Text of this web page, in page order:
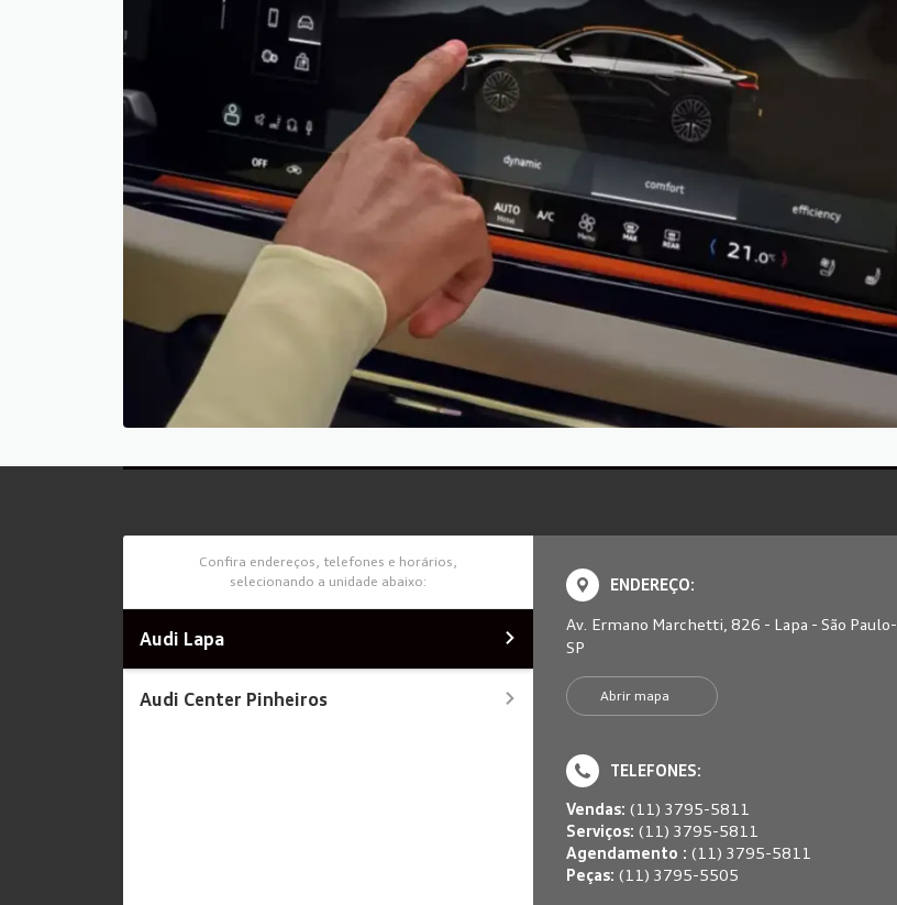
Confira endereços, telefones e horários,
selecionando a unidade abaixo:
Audi Lapa
Audi Center Pinheiros
ENDEREÇO:
Av. Ermano Marchetti, 826 - Lapa - São Paulo-
SP
Abrir mapa
TELEFONES:
Vendas:(11) 3795-5811
Serviços:(11) 3795-5811
Agendamento :(11) 3795-5811
Peças:(11) 3795-5505